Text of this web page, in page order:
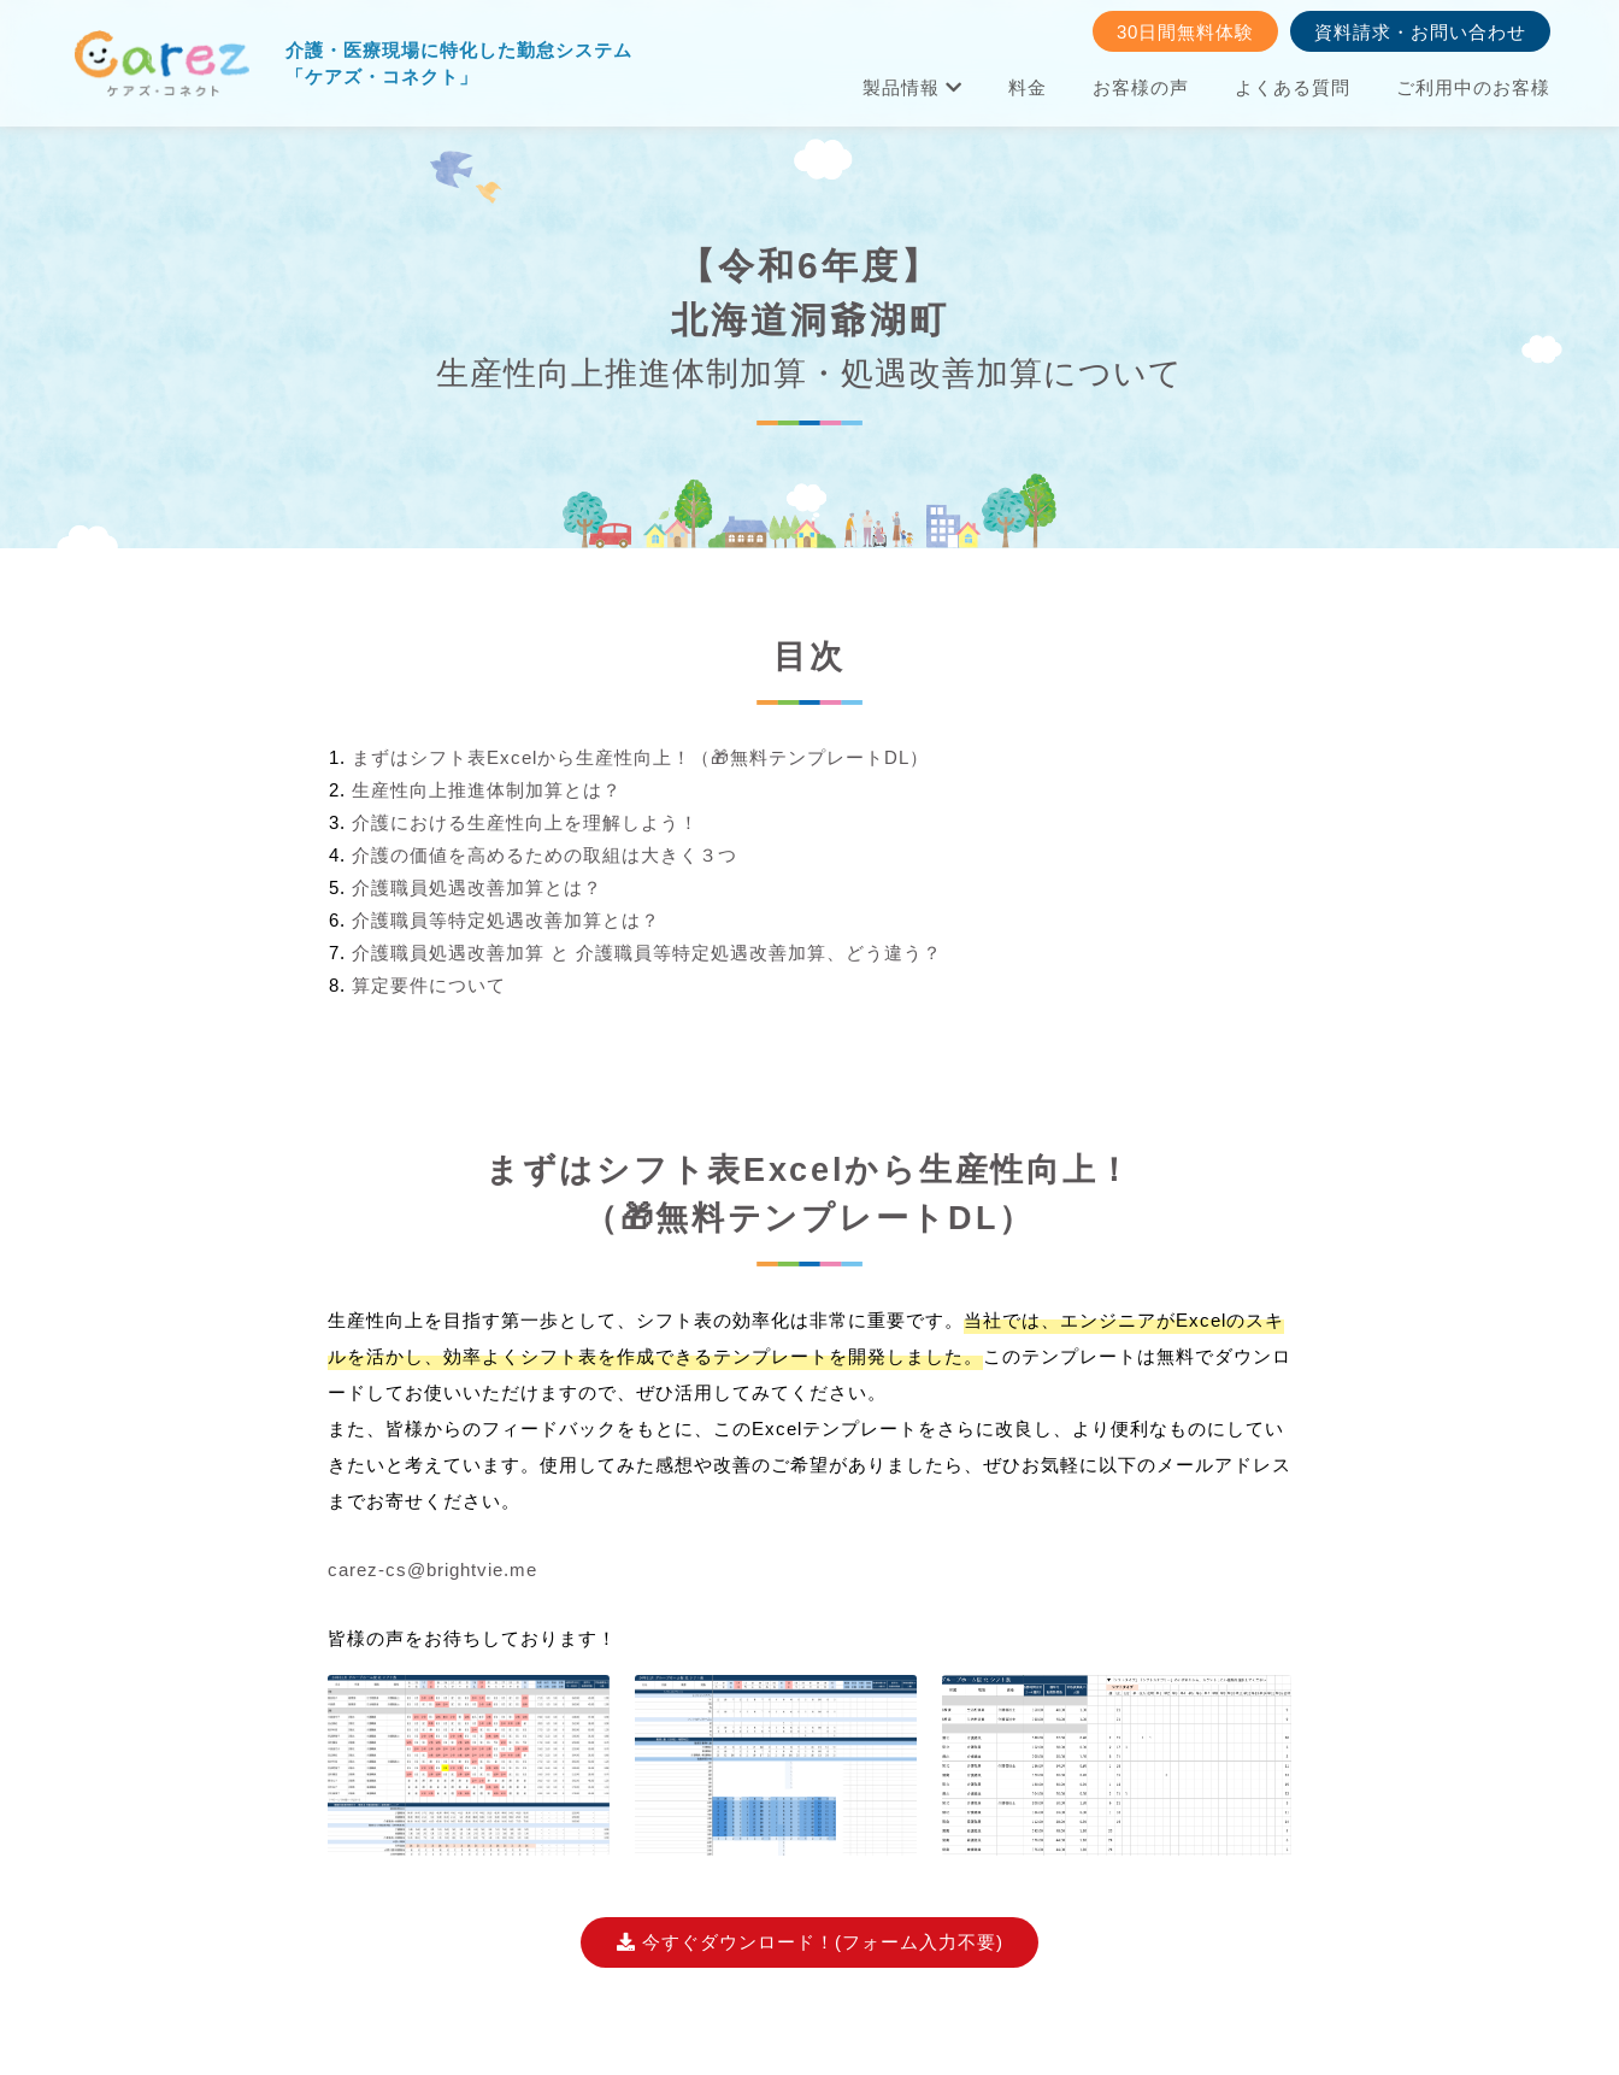
介護・医療現場に特化した勤怠システム
「ケアズ・コネクト」
製品情報 料金 お客様の声 よくある質問 ご利用中のお客様
30日間無料体験 資料請求・お問い合わせ
【令和6年度】
北海道洞爺湖町
生産性向上推進体制加算・処遇改善加算について
目次
まずはシフト表Excelから生産性向上！（🎁無料テンプレートDL）
生産性向上推進体制加算とは？
介護における生産性向上を理解しよう！
介護の価値を高めるための取組は大きく３つ
介護職員処遇改善加算とは？
介護職員等特定処遇改善加算とは？
介護職員処遇改善加算 と 介護職員等特定処遇改善加算、どう違う？
算定要件について
まずはシフト表Excelから生産性向上！
（🎁無料テンプレートDL）
生産性向上を目指す第一歩として、シフト表の効率化は非常に重要です。 当社では、エンジニアがExcelのスキ
ルを活かし、効率よくシフト表を作成できるテンプレートを開発しました。このテンプレートは無料でダウンロ
ードしてお使いいただけますので、ぜひ活用してみてください。
また、皆様からのフィードバックをもとに、このExcelテンプレートをさらに改良し、より便利なものにしてい
きたいと考えています。使用してみた感想や改善のご希望がありましたら、ぜひお気軽に以下のメールアドレス
までお寄せください。
carez-cs@brightvie.me
皆様の声をお待ちしております！
今すぐダウンロード！ (フォーム入力不要)